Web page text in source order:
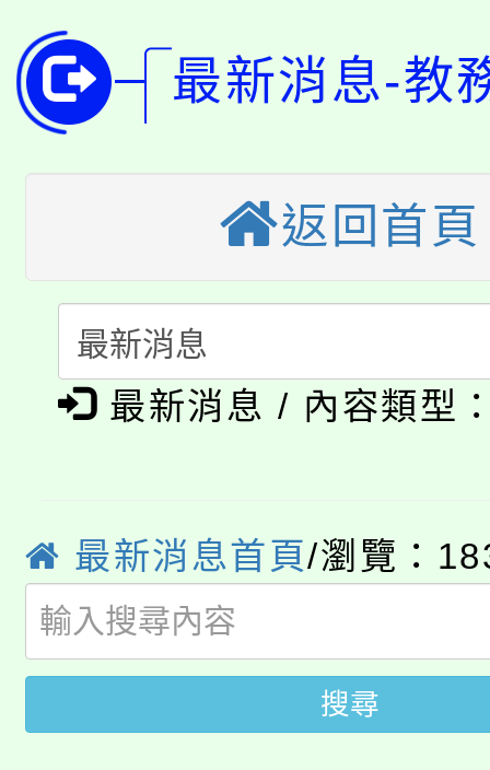
代理(課)教師甄選結果(
代理(課)教師甄選結果(
轉知中國文化大學推廣
程，歡迎學生輔導中心
系所師生報名參加。
轉知苗栗縣政府辦理
縣市「校園短影音徵
門員」簡章及活動海報
踴躍報名參加。
桃園市115學年度學生
「桃園市補助參觀特色
展演活動實施計畫」
115年度「教育部表揚
義教育推展貢獻獎」
公告本校115學年度第
代理(課)教師甄選結果(
「2026金融保險知識
代理(課)教師甄選結果(
公告本校115學年度第
代理(課)教師甄選結果(
轉知中國文化大學推廣
《TA101》溝通分析基
轉知苗栗縣政府辦理
縣市「校園短影音徵選
桃園市115學年度學生
最新消息-教
返回首頁
最新消息 / 內容類型
最新消息首頁/瀏覽：
搜尋